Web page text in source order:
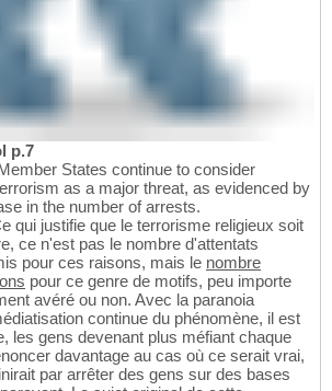
p.7
States continue to consider
as a major threat, as evidenced by
in the number of arrests.
qui justifie que le terrorisme religieux soit
ce n'est pas le nombre d'attentats
pour ces raisons, mais le nombre
pour ce genre de motifs, peu importe
avéré ou non. Avec la paranoia
continue du phénomène, il est
les gens devenant plus méfiant chaque
davantage au cas où ce serait vrai,
par arrêter des gens sur des bases